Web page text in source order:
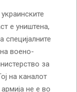
е уништена,
специјалните
воено-
за
на каналот
не е во